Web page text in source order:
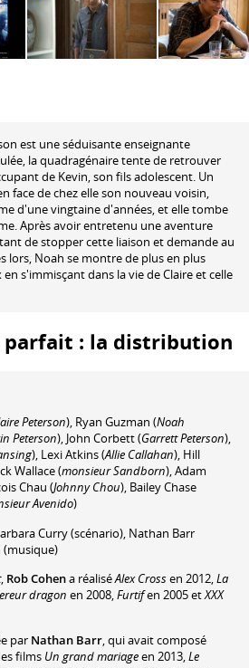
est une séduisante enseignante
la quadragénaire tente de retrouver
de Kevin, son fils adolescent. Un
face de chez elle son nouveau voisin,
d'une vingtaine d'années, et elle tombe
Après avoir entretenu une aventure
de stopper cette liaison et demande au
lors, Noah se montre de plus en plus
s'immisçant dans la vie de Claire et celle
parfait : la distribution
Peterson), Ryan Guzman (Noah
Peterson), John Corbett(Garrett Peterson),
), Lexi Atkins(Allie Callahan), Hill
Wallace(monsieur Sandborn),Adam
Chau (Johnny Chou), Bailey Chase
Avenido)
Curry(scénario) Nathan Barr
(musique)
, Rob Cohena réaliséAlex Crossen 2012,La
dragon en 2008,Furtifen 2005 etXXX
par Nathan Barr, qui avait composé
films Un grand mariageen 2013,Le